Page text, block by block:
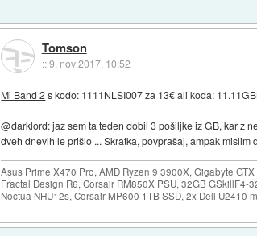
Tomson
::9. nov 2017, 10:52
Mi Band 2s kodo: 1111NLSI007 za 13€ ali koda:
@darklord: jaz sem ta teden dobil 3 pošiljke iz GB, kar z
dveh dnevih le prišlo ... Skratka, povprašaj, ampak
Asus Prime X470 Pro, AMD Ryzen 9 3900X, Gigabyte
Fractal Design R6, Corsair RM850X PSU, 32GB GSkillF4-
Noctua NHU12s, Corsair MP600 1TB SSD, 2x Dell U2410